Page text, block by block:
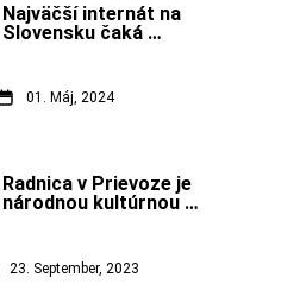
Najväčší internát na
Slovensku čaká
ubytovanie
01. Máj, 2024
Radnica v Prievoze je
národnou kultúrnou
23. September, 2023